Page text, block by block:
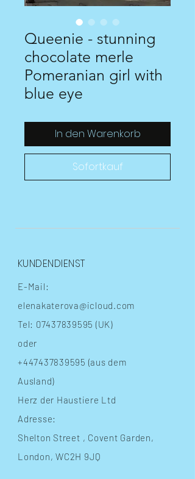
Queenie - stunning
chocolate merle
Pomeranian girl with
blue eye
In den Warenkorb
Sofortkauf
KUNDENDIENST
E-Mail:
elenakaterova@icloud.com
Tel: 07437839595 (UK)
oder
+447437839595 (aus dem
Ausland)
Herz der Haustiere Ltd
Adresse:
Shelton Street , Covent Garden,
London, WC2H 9JQ